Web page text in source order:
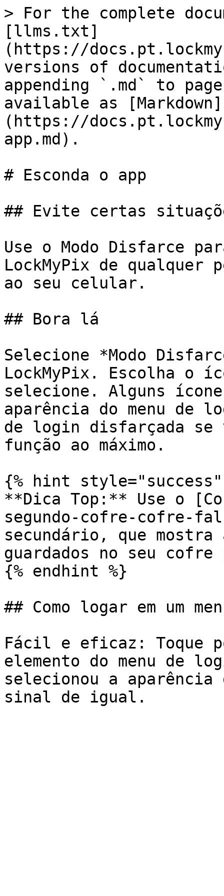
> For the complete
[llms.txt]
(https://
versions of
appending `.md` to
available as [Markdown]
(https://
app.md).
# Esconda o app
## Evite certas
Use o Modo Disfarce
LockMyPix de qualquer
ao seu celular.
## Bora lá
Selecione *Modo
LockMyPix. Escolha o
selecione. Alguns
aparência do menu de
de login disfarçada se
função ao máximo.
{% hint style="success"
**Dica Top:** Use o
segundo-cofre-cofre-
secundário, que
guardados no seu
{% endhint %}
## Como logar em um
Fácil e eficaz: Toque
elemento do menu de
selecionou a